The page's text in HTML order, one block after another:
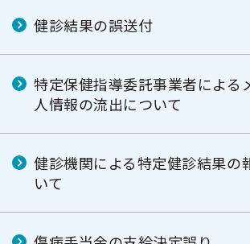
健診結果の誤送付
特定保健指導委託事業者による
人情報の流出について
健診機関による特定健診結果の
いて